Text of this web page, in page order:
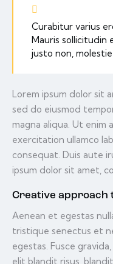
Curabitur varius
Mauris sollicitudin
justo non, molestie
Lorem ipsum dolor sit
sed do eiusmod
magna aliqua. Ut enim
exercitation ullamco
consequat. Duis aute
ipsum dolor sit amet,
Creative approach
Aenean et egestas
tristique senectus et
egestas. Fusce
elit blandit risus,